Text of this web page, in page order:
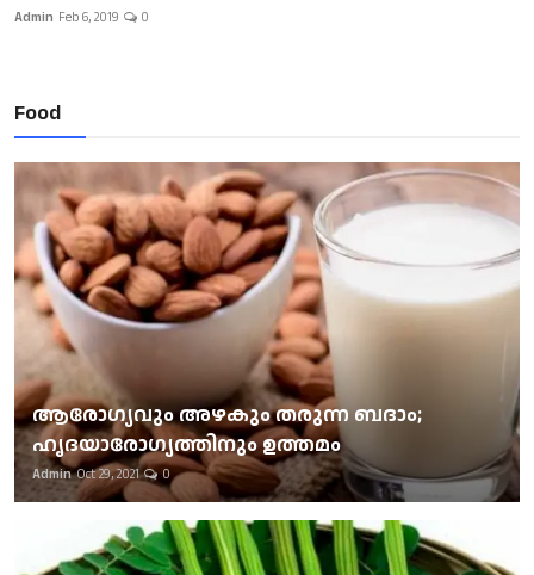
Admin Feb 6, 2019 0
Food
ആരോഗ്യവും അഴകും തരുന്ന ബദാം;
ഹൃദയാരോഗ്യത്തിനും ഉത്തമം
Admin Oct 29, 2021 0